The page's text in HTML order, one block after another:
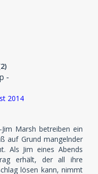
-
2014
Marsh betreiben ein
auf Grund mangelnder
Als Jim eines Abends
erhält, der all ihre
lösen kann, nimmt